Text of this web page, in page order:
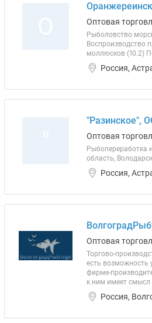
Оптовая
Рыболовство
Воспроизводство
моллюсков (10.2)
Россия,
"Разинское",
Оптовая
Рыбопереработка
область,
Россия,
Оптовая
Торгово-
есть возможность
фирме-
к ним имеет смысл
Россия,